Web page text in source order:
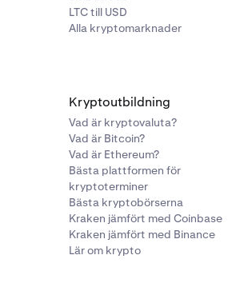
LTC till USD
Alla kryptomarknader
Kryptoutbildning
Vad är kryptovaluta?
Vad är Bitcoin?
Vad är Ethereum?
Bästa plattformen för
kryptoterminer
Bästa kryptobörserna
Kraken jämfört med Coinbase
Kraken jämfört med Binance
Lär om krypto